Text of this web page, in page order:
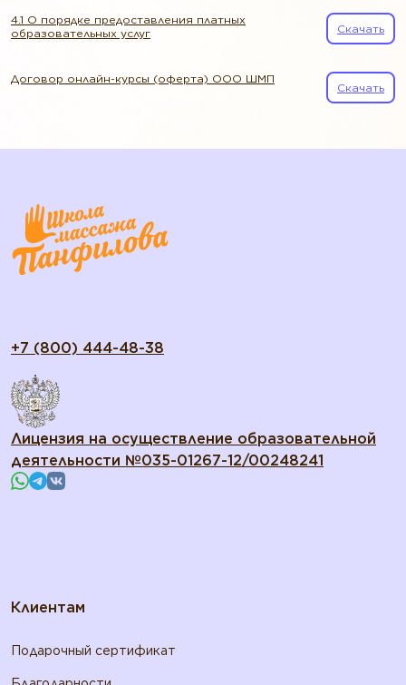
4.1 О порядке предоставления платных
образовательных услуг
Скачать
Договор онлайн-курсы (оферта) ООО ШМП
Скачать
Лицензия на осуществление образовательной
деятельности №035-01267-12/00248241
Клиентам
Подарочный сертификат
+7 (800) 444-48-38